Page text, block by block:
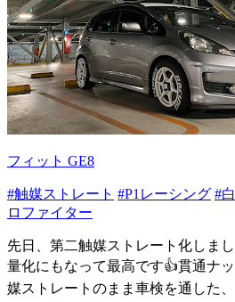
フィット GE8
#触媒ストレート #P1レーシング #
ロファイター
先日、第二触媒ストレート化しま
量化にもなって最高です👍貫通ナ
媒ストレートのまま車検を通した